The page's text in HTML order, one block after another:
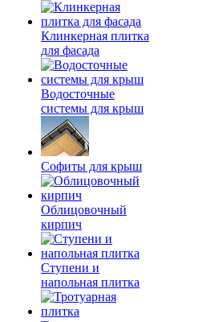
Клинкерная плитка
для фасада
Водосточные
системы для крыш
Софиты для крыш
Облицовочный
кирпич
Ступени и
напольная плитка